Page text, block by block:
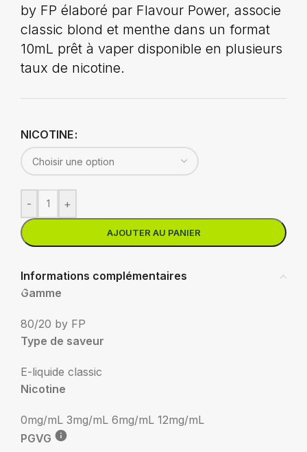
by FP élaboré par Flavour Power, associe
classic blond et menthe dans un format
10mL prêt à vaper disponible en plusieurs
taux de nicotine.
NICOTINE
- +
AJOUTER AU PANIER
Informations complémentaires
Gamme
80/20 by FP
Type de saveur
E-liquide classic
Nicotine
0mg/mL 3mg/mL 6mg/mL 12mg/mL
PGVG